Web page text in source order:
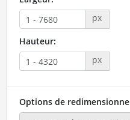
px
Hauteur:
px
Options de